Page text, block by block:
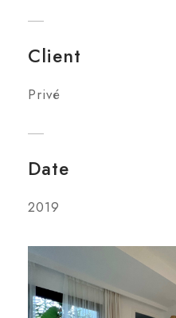
Client
Privé
Date
2019